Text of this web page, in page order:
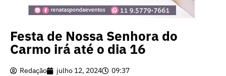
Festa de Nossa Senhora do
Carmo irá até o dia 16
Redação julho 12, 2024 09:37